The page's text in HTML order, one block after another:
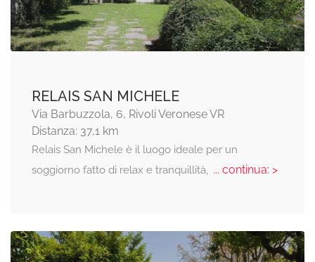
RELAIS SAN MICHELE
Via Barbuzzola, 6, Rivoli Veronese VR
Distanza: 37,1 km
Relais San Michele è il luogo ideale per un
soggiorno fatto di relax e tranquillità, ... continua: >